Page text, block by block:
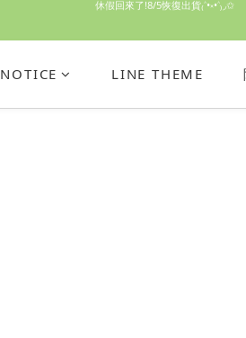
亮綠澎澎夾棉立體相機包 預購中! 製作有點延遲預
休假回來了!8/5恢復出貨₍˄•༝•˄₎◞✩
NOTICE LINE THEME